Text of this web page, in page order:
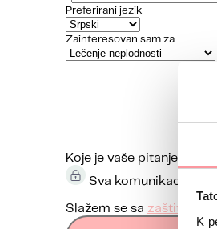
K
Preferirani jezik
Zainteresovan sam za
Koje je vaše pitanje?
Sva komunikacija je
Slažem se sa zaštitom